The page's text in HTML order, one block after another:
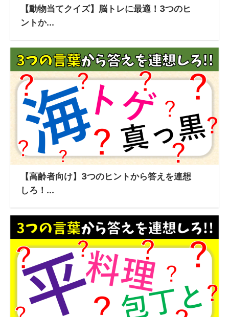
【動物当てクイズ】脳トレに最適！3つのヒ
ントか...
【高齢者向け】3つのヒントから答えを連想
しろ！...